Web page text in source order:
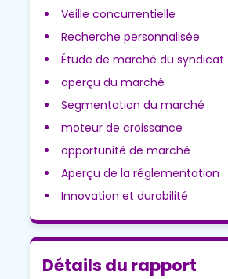
Veille concurrentielle
Recherche personnalisée
Étude de marché du syndicat
aperçu du marché
Segmentation du marché
moteur de croissance
opportunité de marché
Aperçu de la réglementation
Innovation et durabilité
Détails du rapport